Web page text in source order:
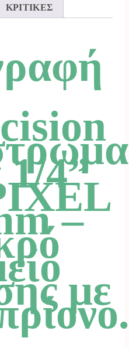
ΚΡΙΤΙΚΕΣ
4”
–
με